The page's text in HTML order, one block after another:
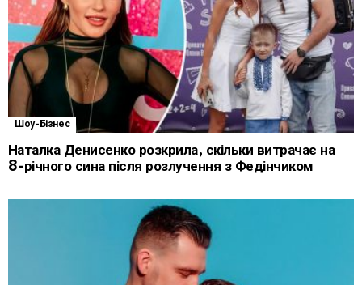
Шоу-Бізнес
Наталка Денисенко розкрила, скільки витрачає на
8-річного сина після розлучення з Федінчиком